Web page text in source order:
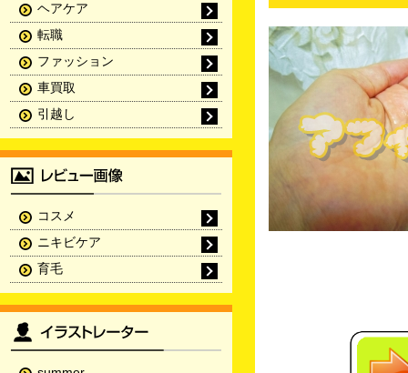
ヘアケア
転職
ファッション
車買取
引越し
コスメ
ニキビケア
育毛